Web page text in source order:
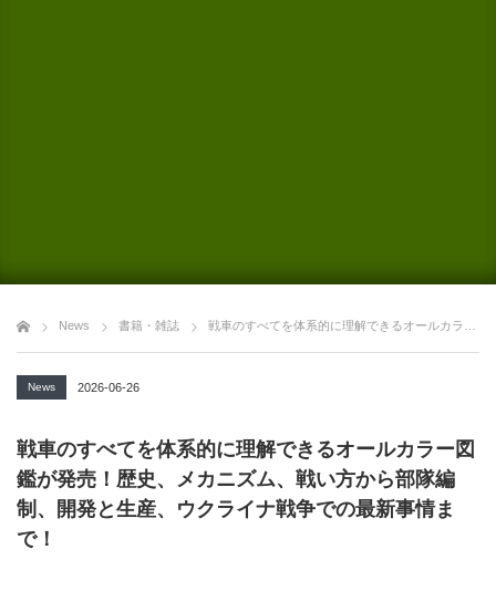
News 書籍・雑誌 戦車のすべてを体系的に理解できるオールカラー図鑑が発売！歴史、メカニズム、戦い方から部隊編制、開発と生産、ウクライナ戦争での最新事情まで！
News 2026-06-26
戦車のすべてを体系的に理解できるオールカラー図
鑑が発売！歴史、メカニズム、戦い方から部隊編
制、開発と生産、ウクライナ戦争での最新事情ま
で！